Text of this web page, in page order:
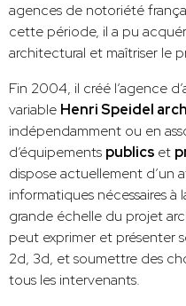
agences de notoriété
cette période, il a pu
architectural et maîtriser le
Fin 2004, il créé l’agence
variable Henri Speidel
indépendamment ou en
d’équipements publics et
dispose actuellement d’un
informatiques nécessaires
grande échelle du projet
peut exprimer et présenter
2d, 3d, et soumettre des
tous les intervenants.